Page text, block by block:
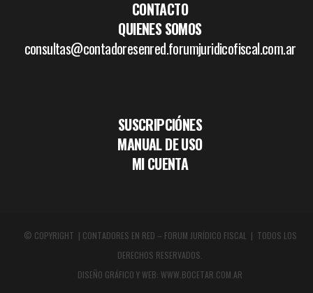
CONTACTO
QUIENES SOMOS
consultas@contadoresenred.forumjuridicofiscal.com.ar
SUSCRIPCIÓNES
MANUAL DE USO
MI CUENTA
© COPYRIGHT | CONTADORES EN RED – FORUM JURÍDICO FISCAL | TODOS LOS
DERECHOS RESERVADOS.
DISEÑO GRÁFICO Y WEB: WWW.BOCETAR.COM.AR